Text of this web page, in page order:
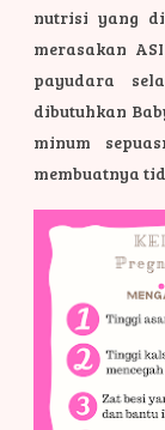
nutrisi yang
merasakan
payudara
dibutuhkan
minum
membuatnya